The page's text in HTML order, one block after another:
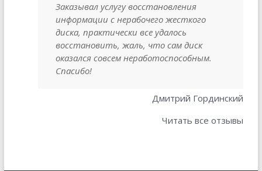
Заказывал услугу восстановления
информации с нерабочего жесткого
диска, практически все удалось
восстановить, жаль, что сам диск
оказался совсем неработоспособным.
Спасибо!
Дмитрий Гординский
Читать все отзывы